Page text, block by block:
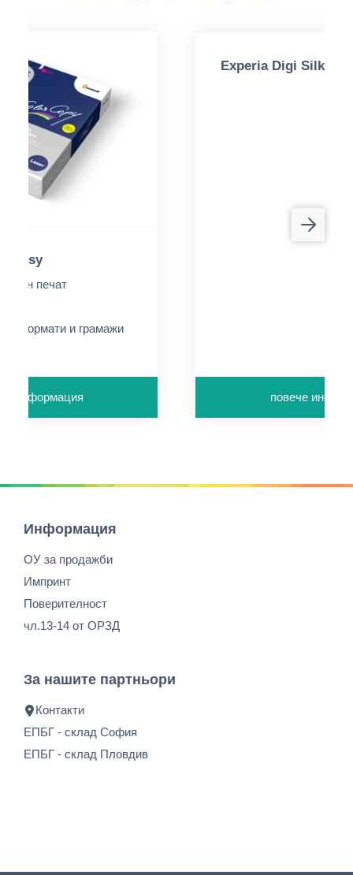
печат
от формати и грамажи
информация
Experia Digi Silk
повече
Информация
ОУ за продажби
Импринт
Поверителност
чл.13-14 от ОРЗД
За нашите партньори
Контакти
ЕПБГ - склад София
ЕПБГ - склад Пловдив